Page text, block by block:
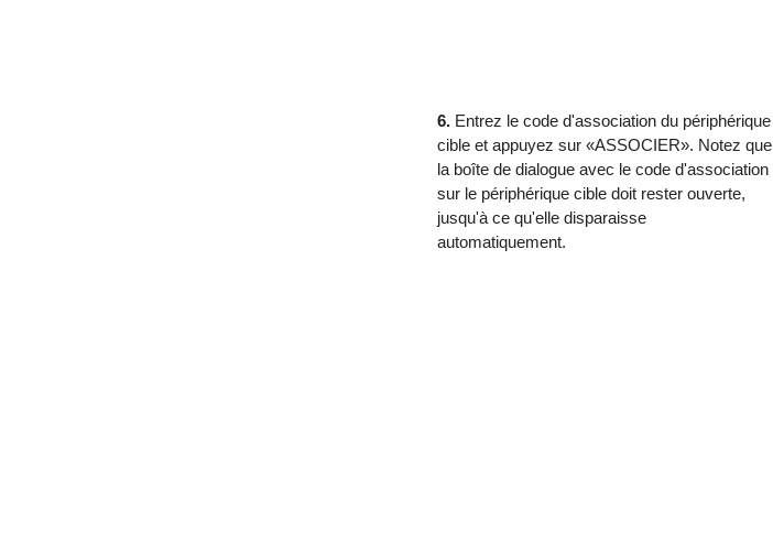
6. Entrez le code d'association du périphérique
cible et appuyez sur «ASSOCIER». Notez que
la boîte de dialogue avec le code d'association
sur le périphérique cible doit rester ouverte,
jusqu'à ce qu'elle disparaisse
automatiquement.